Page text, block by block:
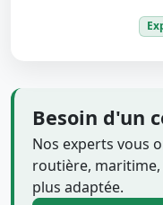
Besoin d'un
Nos experts vous
routière,
plus adaptée.